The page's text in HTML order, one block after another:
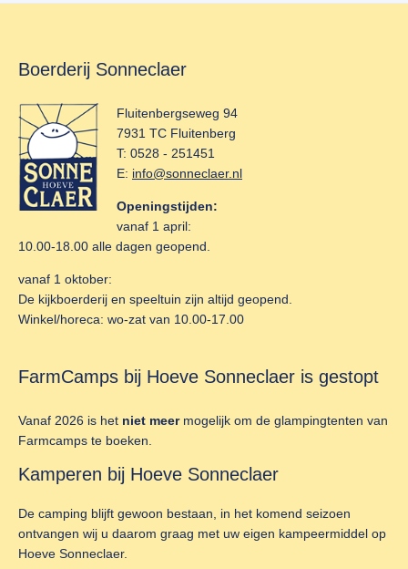
Footer
Boerderij Sonneclaer
Fluitenbergseweg 94
7931 TC Fluitenberg
T: 0528 - 251451
E: info@sonneclaer.nl
Openingstijden:
vanaf 1 april:
10.00-18.00 alle dagen geopend.
vanaf 1 oktober:
De kijkboerderij en speeltuin zijn altijd geopend.
Winkel/horeca: wo-zat van 10.00-17.00
FarmCamps bij Hoeve Sonneclaer is gestopt
Vanaf 2026 is het niet meermogelijk om de glampingtenten van
Farmcamps te boeken.
Kamperen bij Hoeve Sonneclaer
De camping blijft gewoon bestaan, in het komend seizoen
ontvangen wij u daarom graag met uw eigen kampeermiddel op
Hoeve Sonneclaer.